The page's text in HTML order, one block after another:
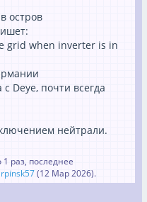
остров
grid when inverter is in
Deye, почти всегда
нейтрали.
раз, последнее
(12 Мар 2026).